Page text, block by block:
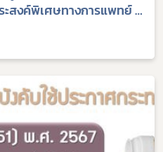
สงค์พิเศษทางการแพทย์ 2.
รกอายุตั้งแต่ 6 เดือน ถึง
เด็กเล็ก